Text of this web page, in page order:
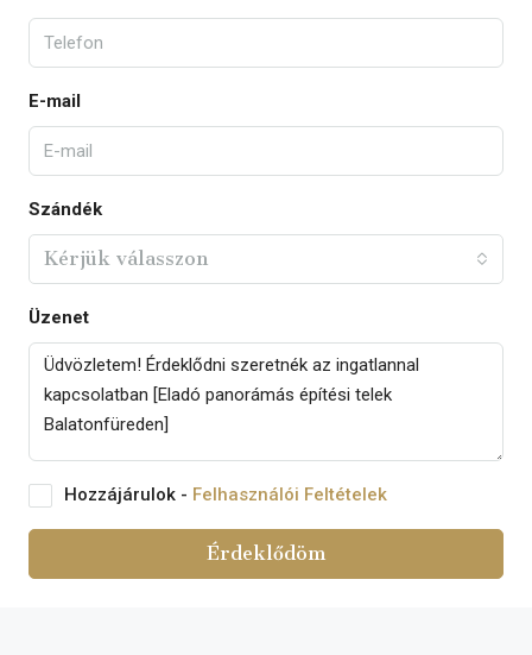
E-mail
Szándék
Kérjük válasszon
Üzenet
Hozzájárulok - Felhasználói Feltételek
Érdeklődöm